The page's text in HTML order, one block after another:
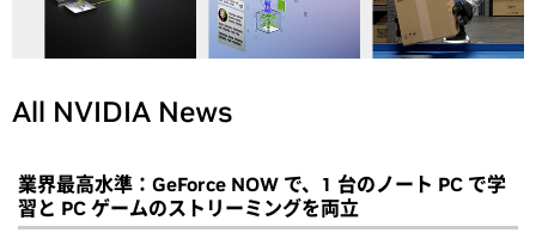
All NVIDIA News
業界最高水準：GeForce NOW で、1 台のノート PC で学
習と PC ゲームのストリーミングを両立